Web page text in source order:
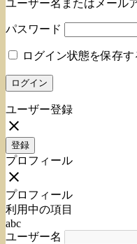
ユーザー名またはメール
パスワード
ログイン状態を保存す
ユーザー登録
close
登録
プロフィール
close
プロフィール
利用中の項目
abc
ユーザー名